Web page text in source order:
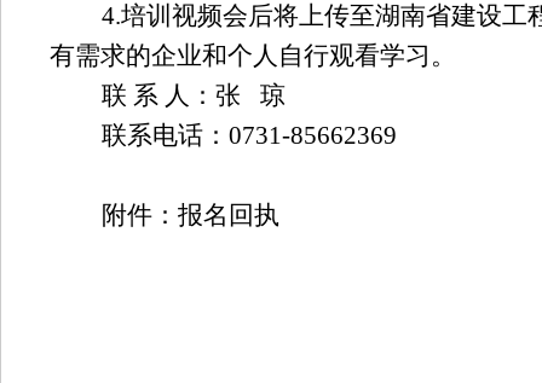
4.培训视频会后将上传至湖南省建设工
有需求的企业和个人自行观看学习。
联 系 人：张
琼
联系电话： 0731-85662369
附件：报名回执